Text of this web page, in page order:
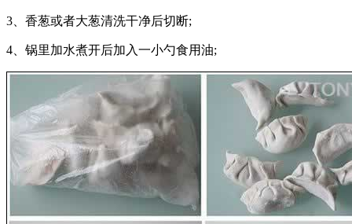
3、香葱或者大葱清洗干净后切断;
4、锅里加水煮开后加入一小勺食用油;